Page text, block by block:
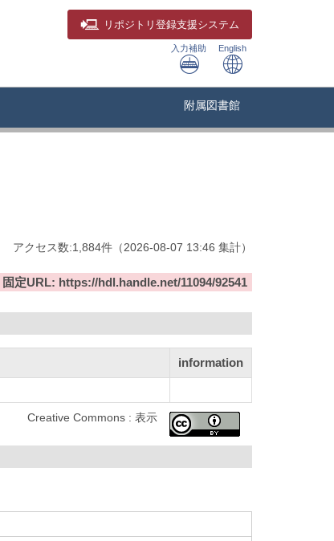
リポジトリ 登録支援システム
入力補助 English
附属図書館
アクセス数:1,884件 （2026-08-07 13:46 集計）
固定URL: https://hdl.handle.net/11094/92541
information
Creative Commons : 表示